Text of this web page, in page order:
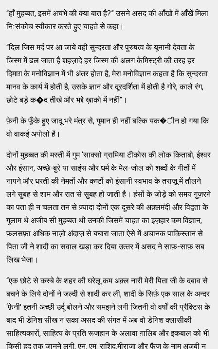
“हाँ मुहब्‍बत, इसमें अचंभे की क्‍या बात है?” उसने असद की आँखों में आँखें मिला
निःसंकोच स्‍वीकार करते हुए चाहते से कहा।
“दिल जिस मर्द पर आ जाये वही सुन्‍दरता और पुरुषत्‍व के यूनानी देवता के
जिस्‍म में ढल जाता है शहज़ादे हर जिस्‍म की अलग केमिस्‍ट्री की तरह हर
दिमाग़ के मनोविज्ञान में भी अंतर होता है, मेरा मनोविज्ञान कहता है कि सुन्‍दरता
मानव के कार्य में होती है, उसके ज्ञान और दूरदर्शिता में होती है गोरे, काले रंग,
छोटे बड़े क�द तीखे और भद्दे ख़ाको में नहीं”।
फ़ेनी के फूँके हुए जादू भरे मंत्र से, गुमान ही नहीं बल्‍कि यक�ीन हो गया कि
वो वाकई अपोलो है।
दोनों मुहब्‍बत की मस्‍ती में गुम ‘साक्‍सो ग्रामिया टीकोस की लोक किताबो, ईश्‍वर
और इंसान, अच्‍छे-बुरे या साइंस और धर्म के मेल-जोल को शब्‍दों के गीतों में
नापने और धरती की नेमतों और कष्‍टों को इंसानी स्‍वभाव के तराज़ू में तौलने
लगे सुबह से शाम और रात से सुबह हो जाती है। हंसों के जोड़े को समय गुज़रने
का पता ही न चलता तन से ज़्‍यादा दोनों एक दूसरे की अक़्‍लमंदी और विद्वता के
गुलाम थे अजीब सी मुहब्‍बत थी उनकी जिसमें चाहत का इज़हार कम विज्ञान,
फ़लसफ़ा अधिक नाज़ो अंदाज़ से बघारा जाता ऐसे में अचानक पाकिस्‍तान से
पिता जी ने शादी का सवाल खड़ा कर दिया उत्‍तर में असद ने साफ़-साफ़ सब
लिख भेजा।
“एक छोटे से कस्‍बे के शहर की घरेलू कम अक़्‍ल नारी मेरी पिता जी के दबाव से
बचने के लिये दोनों ने जल्‍दी से शादी कर ली, शादी के सिर्फ़ एक साल के अन्‍दर
‘फ़ेनी' इतनी अच्‍छी उर्दू बोलने और समझने लगी जितनी वो वर्षों की प्रैक्‍टिस के
बाद भी डेनिश सीख न सका असद की संगत में अब वो डेनिश क्‍लासीकी
साहित्‍यकारों, साहित्‍य के प्रति रूजहान के अलावा ग़ालिब और इकबाल को भी
किसी हद तक जानने लगी, एन. एम. राशिद.मीराजा और फैज़ के नाम अजबी न